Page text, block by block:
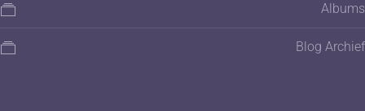
Albums
Blog Archief